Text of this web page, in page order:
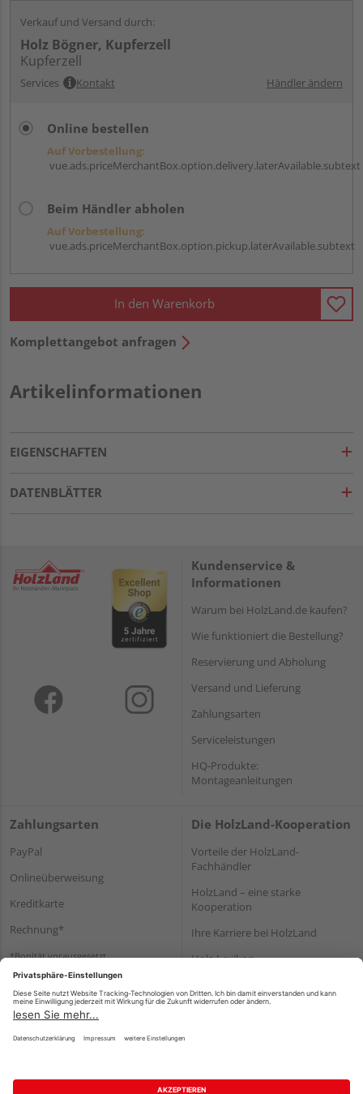
Verkauf und Versand durch:
Holz Bögner, Kupferzell
Kupferzell
Services Kontakt Händler ändern
Online bestellen
Auf Vorbestellung:
vue.ads.priceMerchantBox.option.delivery.laterAvailable.subtext
Beim Händler abholen
Auf Vorbestellung:
vue.ads.priceMerchantBox.option.pickup.laterAvailable.subtext
In den Warenkorb
Komplettangebot anfragen
Artikelinformationen
EIGENSCHAFTEN
DATENBLÄTTER
Kundenservice &
Informationen
Warum bei HolzLand.de kaufen?
Wie funktioniert die Bestellung?
Reservierung und Abholung
Versand und Lieferung
Zahlungsarten
Serviceleistungen
HQ-Produkte:
Montageanleitungen
Zahlungsarten
PayPal
Onlineüberweisung
Kreditkarte
Rechnung*
*Bonität vorausgesetzt
Die HolzLand-Kooperation
Vorteile der HolzLand-
Fachhändler
HolzLand – eine starke
Kooperation
Ihre Karriere bei HolzLand
Holz-Lexikon
Impressum Datenschutz Nutzungsbedingungen